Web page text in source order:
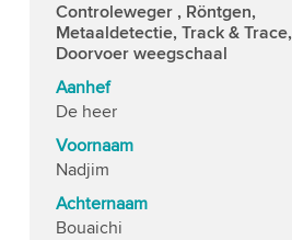
Controleweger , Röntgen,
Metaaldetectie, Track & Trace,
Doorvoer weegschaal
Aanhef
De heer
Voornaam
Nadjim
Achternaam
Bouaichi